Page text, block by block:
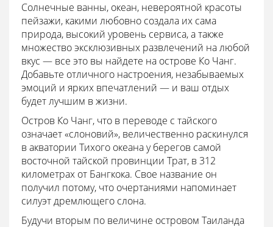
Солнечные ванны, океан, невероятной красоты
пейзажи, какими любовно создала их сама
природа, высокий уровень сервиса, а также
множество эксклюзивных развлечений на любой
вкус — все это вы найдете на острове Ко Чанг.
Добавьте отличного настроения, незабываемых
эмоций и ярких впечатлений — и ваш отдых
будет лучшим в жизни.
Остров Ко Чанг, что в переводе с тайского
означает «слоновий», величественно раскинулся
в акватории Тихого океана у берегов самой
восточной тайской провинции Трат, в 312
километрах от Бангкока. Свое название он
получил потому, что очертаниями напоминает
силуэт дремлющего слона.
Будучи вторым по величине островом Таиланда